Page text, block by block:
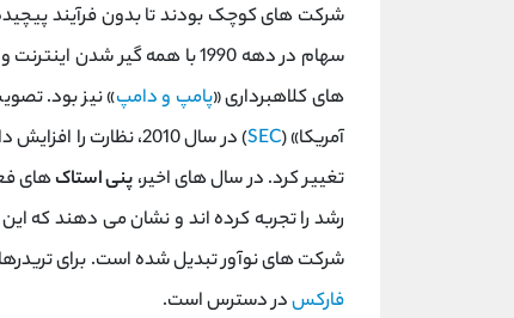
شرکت ‌های کوچک بودند تا بدون فرآیند
سهام در دهه 1990 با همه ‌گیر
‌های کلاهبرداری «پامپ و دامپ» نیز بود.
آمریکا» (SEC
) در سال 2010، نظارت
تغییر کرد. در سال ‌های اخیر، پنی استاک‌های
رشد را تجربه کرده ‌اند و نشان می ‌دهند که این
شرکت ‌های نوآور تبدیل شده است. برای
فارکسدر دسترس است.